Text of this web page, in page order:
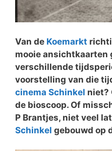
Van de Koemarkt
mooie ansichtkaarten
verschillende
voorstelling van die
cinema Schinkel niet?
de bioscoop. Of
P Brantjes, niet veel
Schinkel gebouwd op